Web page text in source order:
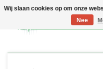
Wij slaan cookies op om onze
Nee